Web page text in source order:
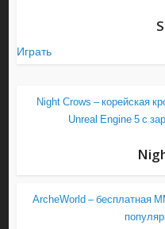
Играть
Night Crows – корейская
Unreal Engine 5 с
ArcheWorld – бесплатная